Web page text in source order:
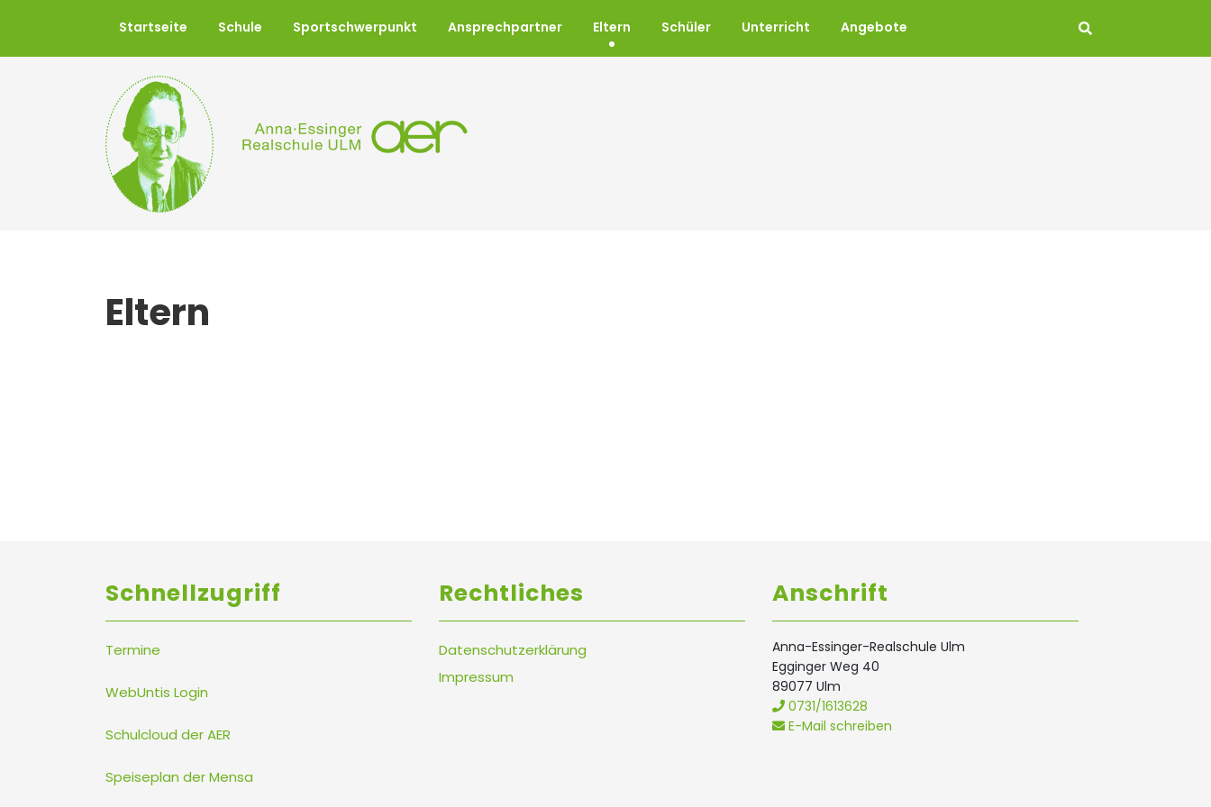
Startseite Schule Sportschwerpunkt Ansprechpartner Eltern Schüler Unterricht Angebote
Eltern
Schnellzugriff
Termine
WebUntis Login
Schulcloud der AER
Speiseplan der Mensa
Rechtliches
Datenschutzerklärung
Impressum
Anschrift
Anna-Essinger-Realschule Ulm
Egginger Weg 40
89077 Ulm
0731/1613628
E-Mail schreiben